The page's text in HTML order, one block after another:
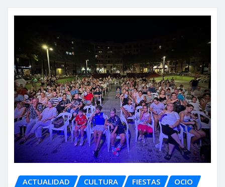
ACTUALIDAD CULTURA FIESTAS OCIO